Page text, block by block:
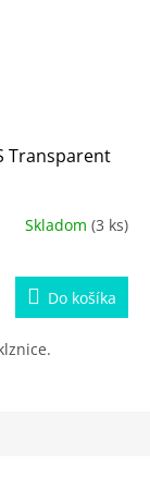
Transparent
Skladom (3 ks)
Do košíka